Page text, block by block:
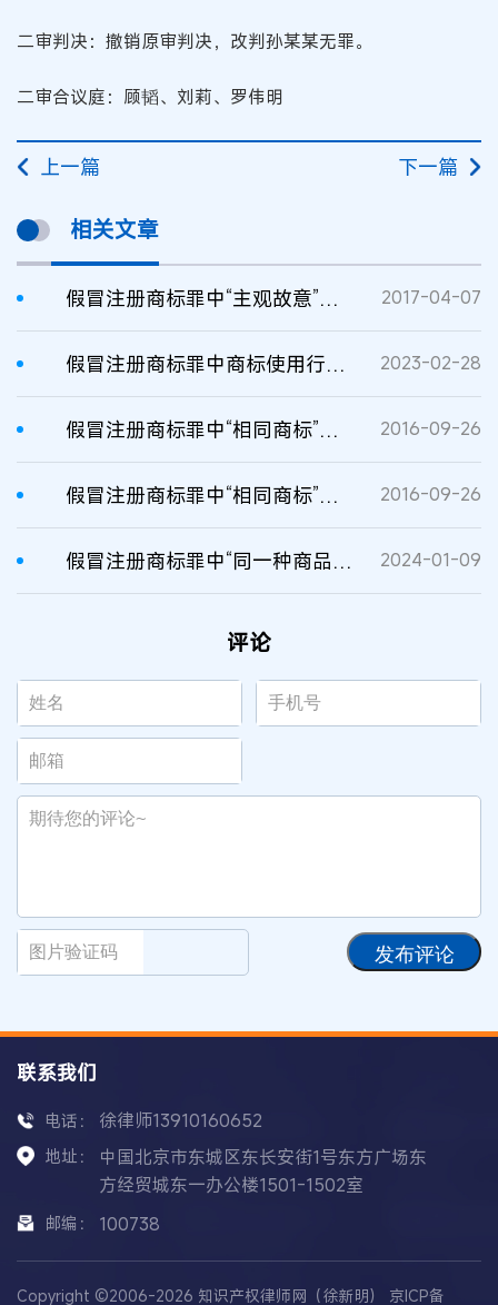
二审判决：撤销原审判决，改判孙某某无罪。
二审合议庭：顾韬、刘莉、罗伟明
上一篇 下一篇
相关文章
假冒注册商标罪中“主观故意”的认定 2017-04-07
假冒注册商标罪中商标使用行为的认定 2023-02-28
假冒注册商标罪中“相同商标”的含义 2016-09-26
假冒注册商标罪中“相同商标”的含义 2016-09-26
假冒注册商标罪中“同一种商品”的司法认定 2024-01-09
评论
发布评论
联系我们
电话： 徐律师13910160652
地址：
中国北京市东城区东长安街1号东方广场东
方经贸城东一办公楼1501-1502室
邮编： 100738
Copyright ©2006-2026 知识产权律师网（徐新明） 京ICP备